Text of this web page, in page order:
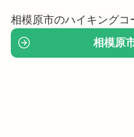
相模原市のハイキングコ
相模原